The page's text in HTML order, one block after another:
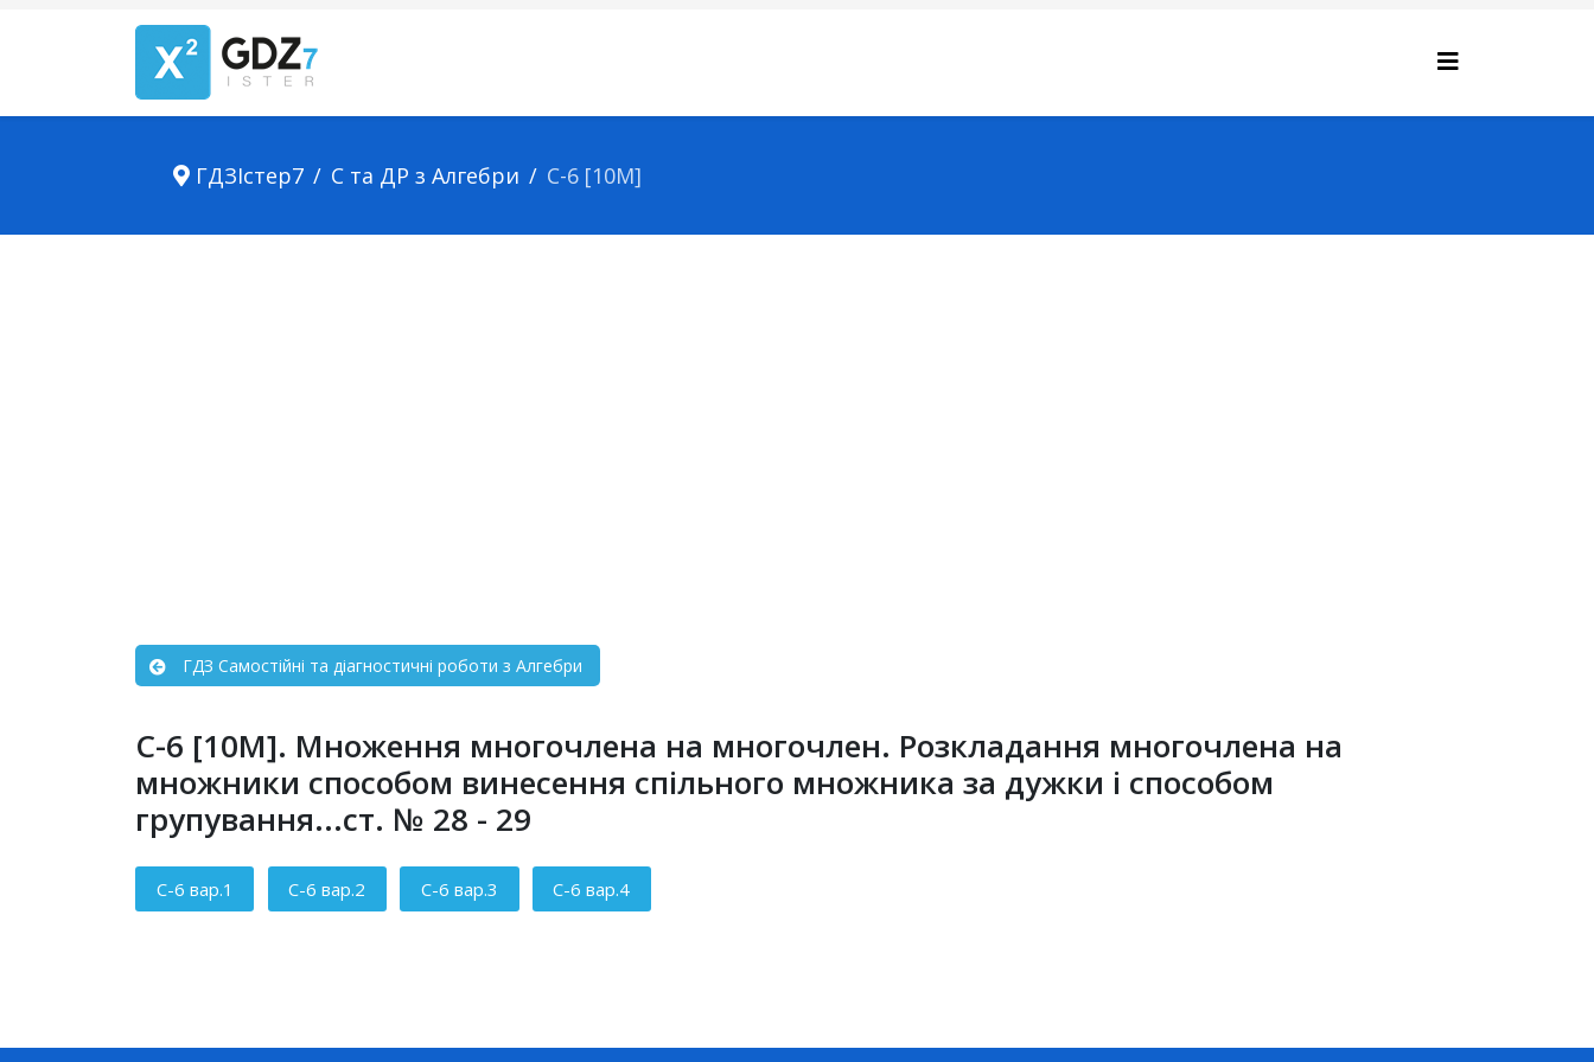
ГДЗІстер7 С та ДР з Алгебри С-6 [10М]
ГДЗ Самостійні та діагностичні роботи з Алгебри
С-6 [10М]. Множення многочлена на многочлен. Розкладання многочлена на
множники способом винесення спільного множника за дужки і способом
групування...ст. № 28 - 29
Зміст статті
С-6 вар.1 С-6 вар.2 С-6 вар.3 С-6 вар.4